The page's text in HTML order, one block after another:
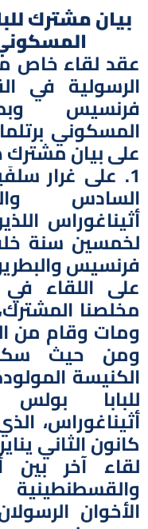
بيان مشترك
عقد لقاء خاص
الرسولية في
فرنسيس
المسكوني
على بيان
1. على غرار
السادس
أثيناغوراس
لخمسين سنة
فرنسيس
على اللقاء
مخلصنا
ومات وقام من
ومن حيث
الكنيسة
للبابا
لقاء آخر
الأخوان